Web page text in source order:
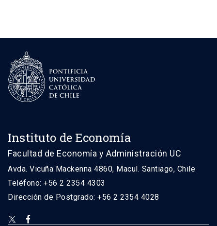
Instituto de Economía
Facultad de Economía y Administración UC
Avda. Vicuña Mackenna 4860, Macul. Santiago, Chile
Teléfono: +56 2 2354 4303
Dirección de Postgrado: +56 2 2354 4028